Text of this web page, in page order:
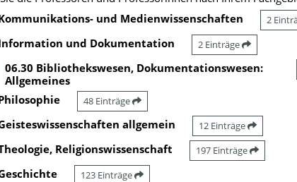
und Medienwissenschaften
2
und Dokumentation 2 Einträge
06.30 Bibliothekswesen, Dokumentationswesen:
Allgemeines
48 Einträge
allgemein 12 Einträge
Religionswissenschaft 197 Einträge
123 Einträge